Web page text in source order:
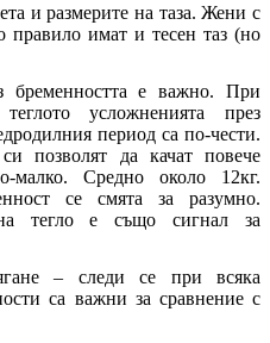
и размерите на таза. Жени с
имат и тесен таз (но
бременността е важно. При
усложненията през
период са по-чести.
позволят да качат повече
малко. Средно около 12кг.
се смята за разумно.
на тегло е също сигнал за
– следи се при всяка
са важни за сравнение с